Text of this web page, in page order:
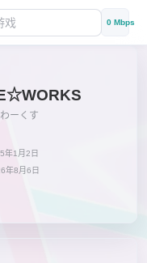
0 Mbps
ーくす
年1月2日
年8月6日